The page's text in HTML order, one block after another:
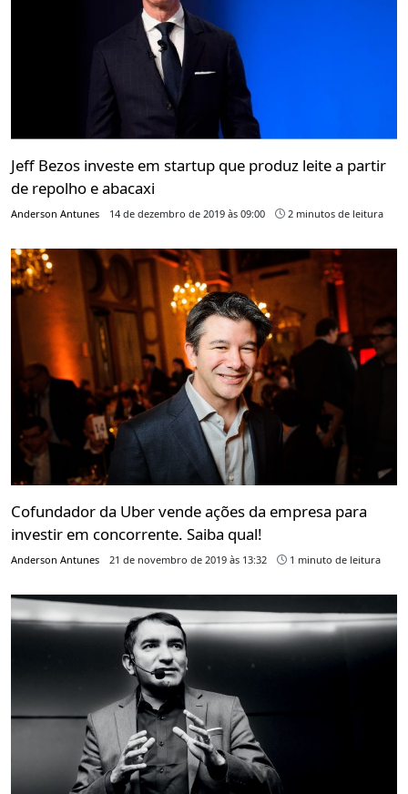
Jeff Bezos investe em startup que produz leite a partir
de repolho e abacaxi
Anderson Antunes 14 de dezembro de 2019 às 09:00 2 minutos de leitura
Cofundador da Uber vende ações da empresa para
investir em concorrente. Saiba qual!
Anderson Antunes 21 de novembro de 2019 às 13:32 1 minuto de leitura